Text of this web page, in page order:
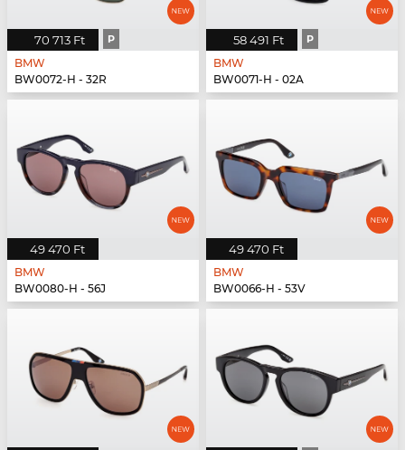
70 713 Ft P
BMW
BW0072-H - 32R
58 491 Ft P
BMW
BW0071-H - 02A
49 470 Ft
BMW
BW0080-H - 56J
49 470 Ft
BMW
BW0066-H - 53V